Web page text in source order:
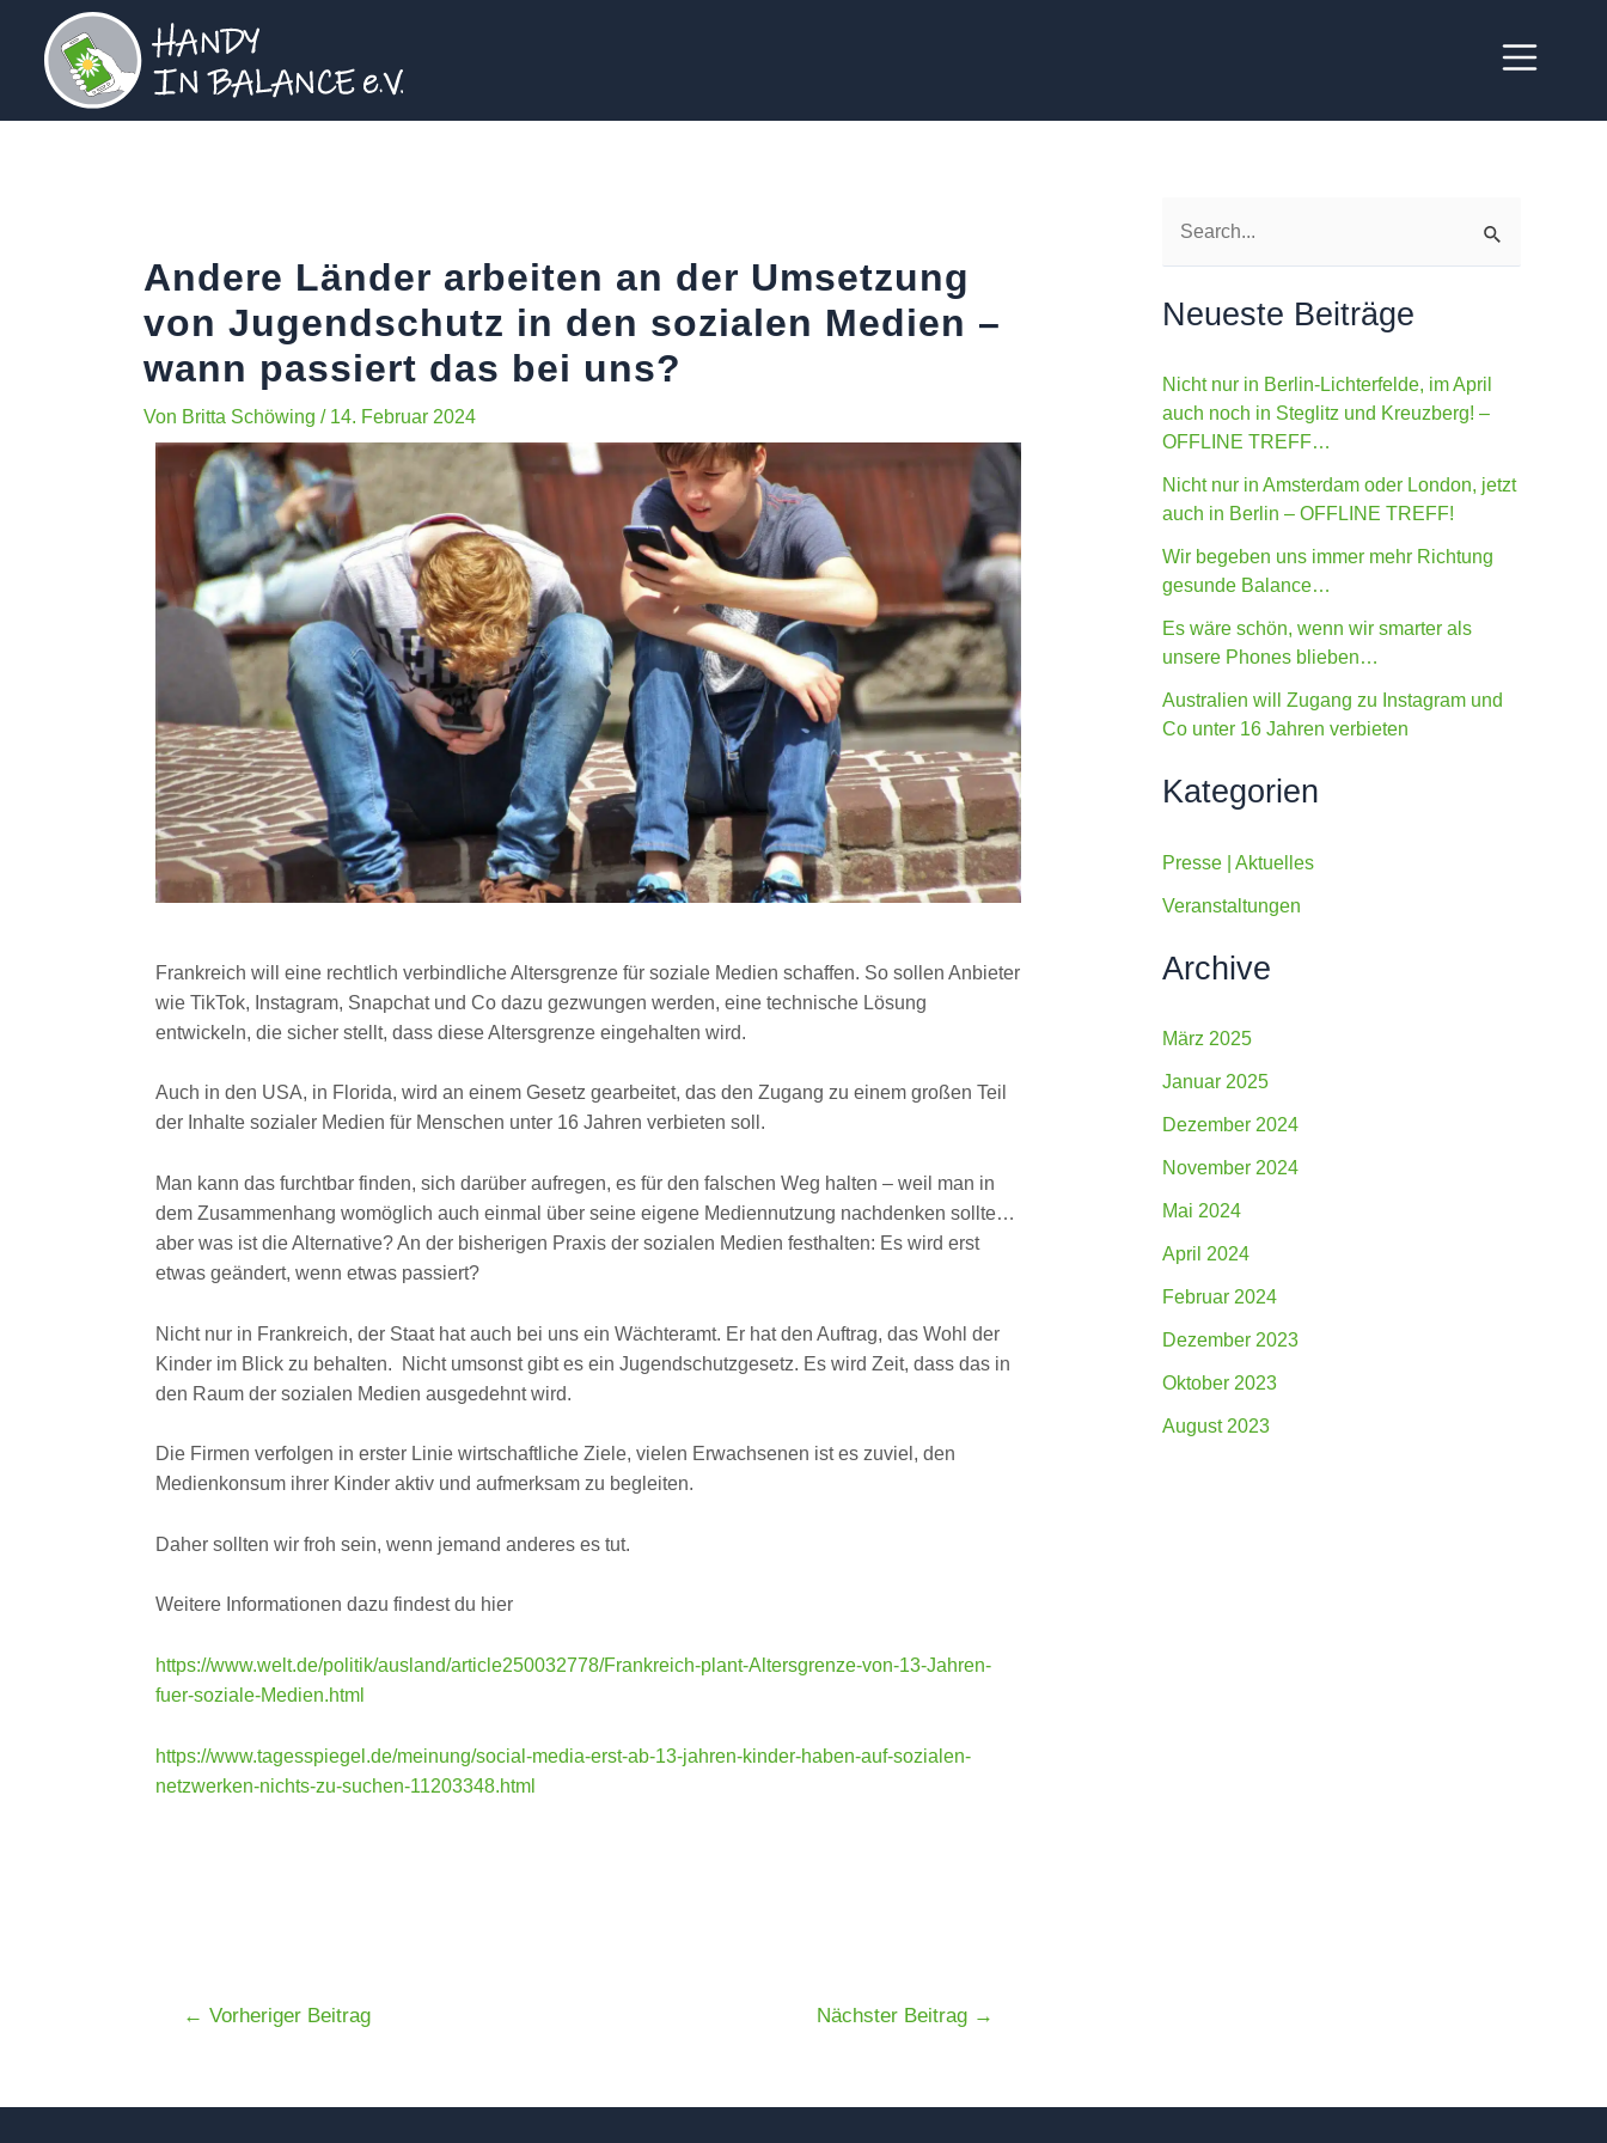
springen
Andere Länder arbeiten an der Umsetzung
von Jugendschutz in den sozialen Medien –
wann passiert das bei uns?
Von Britta Schöwing / 14. Februar 2024
Frankreich will eine rechtlich verbindliche Altersgrenze für soziale Medien schaffen. So sollen Anbieter
wie TikTok, Instagram, Snapchat und Co dazu gezwungen werden, eine technische Lösung
entwickeln, die sicher stellt, dass diese Altersgrenze eingehalten wird.
Auch in den USA, in Florida, wird an einem Gesetz gearbeitet, das den Zugang zu einem großen Teil
der Inhalte sozialer Medien für Menschen unter 16 Jahren verbieten soll.
Man kann das furchtbar finden, sich darüber aufregen, es für den falschen Weg halten – weil man in
dem Zusammenhang womöglich auch einmal über seine eigene Mediennutzung nachdenken sollte…
aber was ist die Alternative? An der bisherigen Praxis der sozialen Medien festhalten: Es wird erst
etwas geändert, wenn etwas passiert?
Nicht nur in Frankreich, der Staat hat auch bei uns ein Wächteramt. Er hat den Auftrag, das Wohl der
Kinder im Blick zu behalten. Nicht umsonst gibt es ein Jugendschutzgesetz. Es wird Zeit, dass das in
den Raum der sozialen Medien ausgedehnt wird.
Die Firmen verfolgen in erster Linie wirtschaftliche Ziele, vielen Erwachsenen ist es zuviel, den
Medienkonsum ihrer Kinder aktiv und aufmerksam zu begleiten.
Daher sollten wir froh sein, wenn jemand anderes es tut.
Weitere Informationen dazu findest du hier
https://www.welt.de/politik/ausland/article250032778/Frankreich-plant-Altersgrenze-von-13-Jahren-
fuer-soziale-Medien.html
https://www.tagesspiegel.de/meinung/social-media-erst-ab-13-jahren-kinder-haben-auf-sozialen-
netzwerken-nichts-zu-suchen-11203348.html
Navigation
← Vorheriger Beitrag Nächster Beitrag →
c
e
n
a
c
h
:
Neueste Beiträge
Nicht nur in Berlin-Lichterfelde, im April
auch noch in Steglitz und Kreuzberg! –
OFFLINE TREFF…
Nicht nur in Amsterdam oder London, jetzt
auch in Berlin – OFFLINE TREFF!
Wir begeben uns immer mehr Richtung
gesunde Balance…
Es wäre schön, wenn wir smarter als
unsere Phones blieben…
Australien will Zugang zu Instagram und
Co unter 16 Jahren verbieten
Kategorien
Presse | Aktuelles
Veranstaltungen
Archive
März 2025
Januar 2025
Dezember 2024
November 2024
Mai 2024
April 2024
Februar 2024
Dezember 2023
Oktober 2023
August 2023